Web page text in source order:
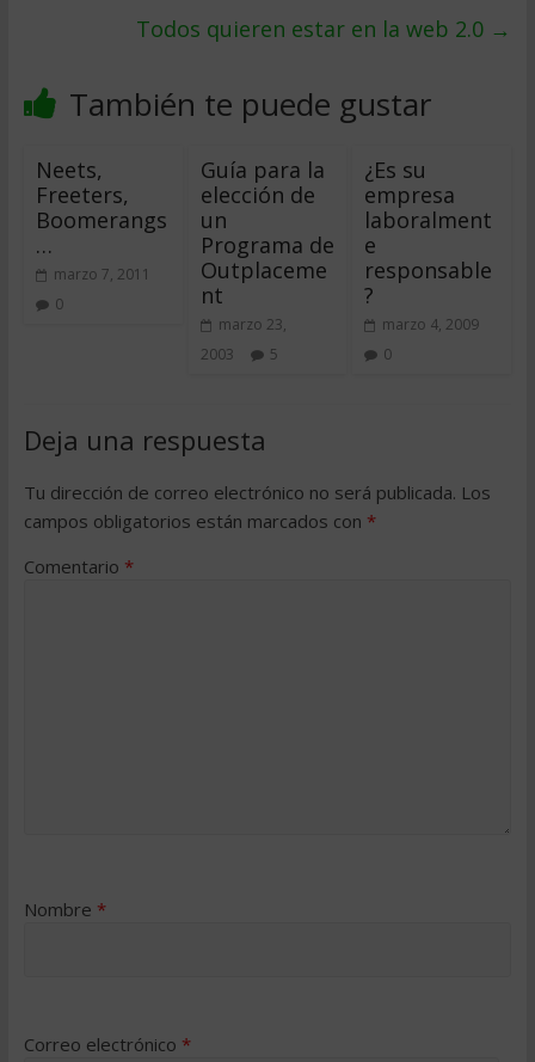
Todos quieren estar en la web 2.0 →
También te puede gustar
Neets,
Freeters,
Boomerangs
…
marzo 7, 2011
0
Guía para la
elección de
un
Programa de
Outplaceme
nt
marzo 23,
2003
5
¿Es su
empresa
laboralment
e
responsable
?
marzo 4, 2009
0
Deja una respuesta
Tu dirección de correo electrónico no será publicada. Los
campos obligatorios están marcados con *
Comentario *
Nombre *
Correo electrónico *